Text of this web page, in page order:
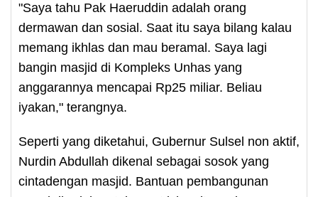
"Saya tahu Pak Haeruddin adalah orang
dermawan dan sosial. Saat itu saya bilang kalau
memang ikhlas dan mau beramal. Saya lagi
bangin masjid di Kompleks Unhas yang
anggarannya mencapai Rp25 miliar. Beliau
iyakan," terangnya.
Seperti yang diketahui, Gubernur Sulsel non aktif,
Nurdin Abdullah dikenal sebagai sosok yang
cintadengan masjid. Bantuan pembangunan